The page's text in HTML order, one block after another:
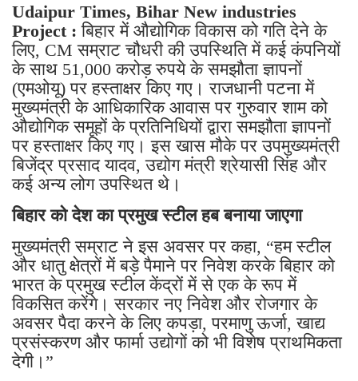
Udaipur Times, Bihar New industries
Project :बिहार में औद्योगिक विकास को गति देने के
लिए, CM सम्राट चौधरी की उपस्थिति में कई कंपनियों
के साथ 51,000 करोड़ रुपये के समझौता ज्ञापनों
(एमओयू) पर हस्ताक्षर किए गए। राजधानी पटना में
मुख्यमंत्री के आधिकारिक आवास पर गुरुवार शाम को
औद्योगिक समूहों के प्रतिनिधियों द्वारा समझौता ज्ञापनों
पर हस्ताक्षर किए गए। इस खास मौके पर उपमुख्यमंत्री
बिजेंद्र प्रसाद यादव, उद्योग मंत्री श्रेयासी सिंह और
कई अन्य लोग उपस्थित थे।
बिहार को देश का प्रमुख स्टील हब बनाया जाएगा
मुख्यमंत्री सम्राट ने इस अवसर पर कहा, “हम स्टील
और धातु क्षेत्रों में बड़े पैमाने पर निवेश करके बिहार को
भारत के प्रमुख स्टील केंद्रों में से एक के रूप में
विकसित करेंगे। सरकार नए निवेश और रोजगार के
अवसर पैदा करने के लिए कपड़ा, परमाणु ऊर्जा, खाद्य
प्रसंस्करण और फार्मा उद्योगों को भी विशेष प्राथमिकता
देगी।”